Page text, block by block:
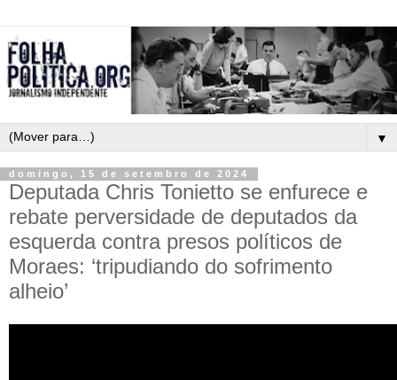
▼
domingo, 15 de setembro de 2024
Deputada Chris Tonietto se enfurece e
rebate perversidade de deputados da
esquerda contra presos políticos de
Moraes: ‘tripudiando do sofrimento
alheio’